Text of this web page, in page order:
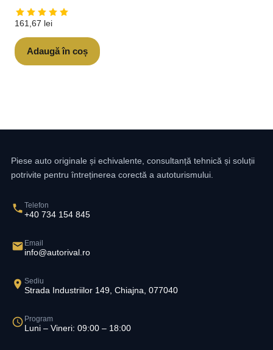
161,67 lei
Adaugă în coș
Piese auto originale și echivalente, consultanță tehnică și soluții
potrivite pentru întreținerea corectă a autoturismului.
Telefon
+40 734 154 845
Email
info@autorival.ro
Sediu
Strada Industriilor 149, Chiajna, 077040
Program
Luni – Vineri: 09:00 – 18:00